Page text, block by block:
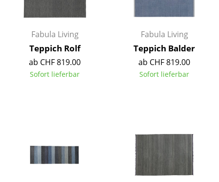
Aufbewahrungsboxen
Decken
Kissen
Teppiche
Zuhause
Fabula Living
Teppich Rolf
ab CHF 819.00
Sofort lieferbar
Fabula Living
Teppich Balder
ab CHF 819.00
Sofort lieferbar